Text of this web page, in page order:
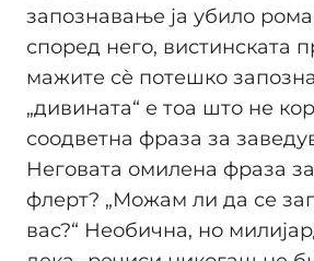
запознавање ја убило
според него, вистинската
мажите сѐ потешко
„дивината“ е тоа што не
соодветна фраза за
Неговата омилена фраза
флерт? „Можам ли да се
вас?“ Необична, но